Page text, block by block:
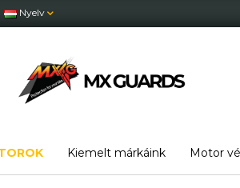
Nyelv
Kiemelt márkáink Motor